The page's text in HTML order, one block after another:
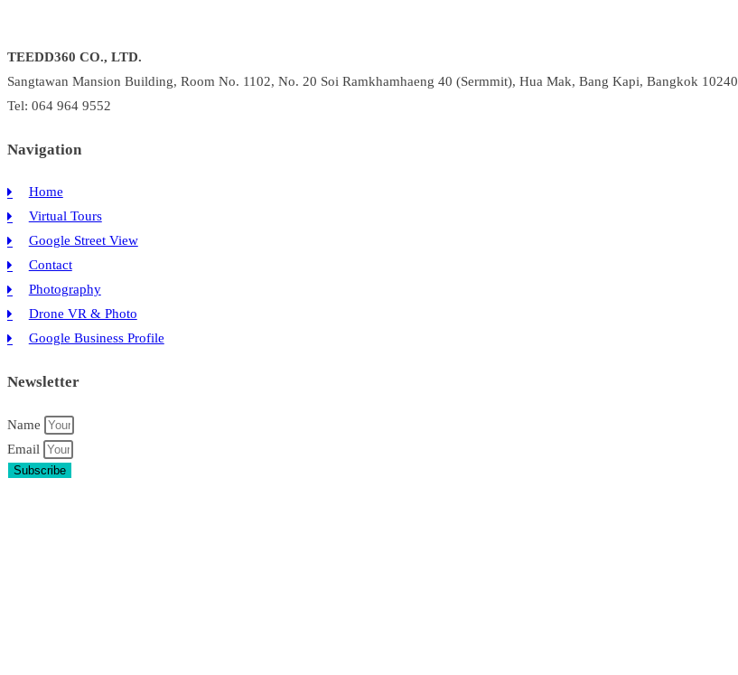
อย่างไร
ให้
ทัช
คน
Gen
มาก
แค่
TEEDD360 CO., LTD.
Sangtawan Mansion Building, Room No. 1102, No. 20 Soi Ramkhamhaeng 40 (Sermmit), Hua Mak, Bang Kapi, Bangkok 10240
Tel: 064 964 9552
Navigation
Home
Virtual Tours
Google Street View
Contact
Photography
Drone VR & Photo
Google Business Profile
Newsletter
Name
Email
Subscribe